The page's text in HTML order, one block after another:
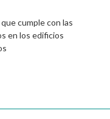
cumple con las
en los edificios